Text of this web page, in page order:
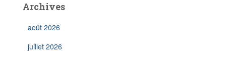
Archives
août 2026
juillet 2026